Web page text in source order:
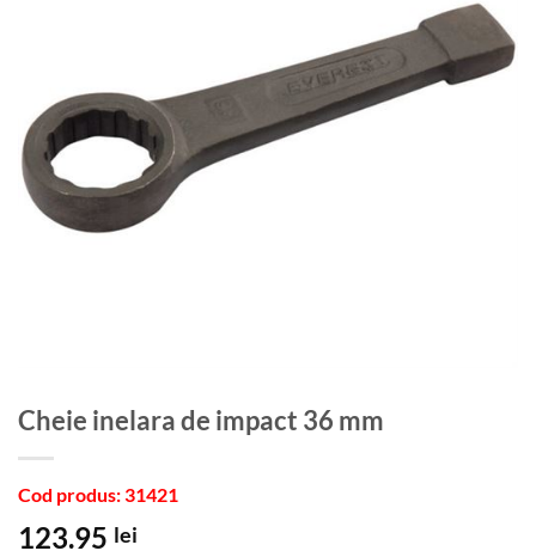
Cheie inelara de impact 36 mm
Cod produs: 31421
123.95 lei